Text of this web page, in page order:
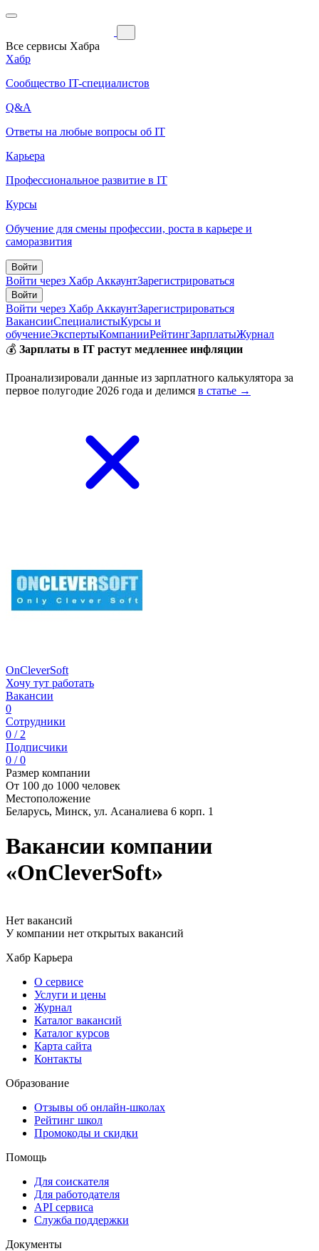
Все сервисы Хабра
Хабр
Сообщество IT-специалистов
Q&A
Ответы на любые вопросы об IT
Карьера
Профессиональное развитие в IT
Курсы
Обучение для смены профессии, роста в карьере и
саморазвития
Войти
Войти через Хабр АккаунтЗарегистрироваться
Войти
Войти через Хабр АккаунтЗарегистрироваться
ВакансииСпециалистыКурсы и
обучениеЭкспертыКомпанииРейтингЗарплатыЖурнал
💰 Зарплаты в IT растут медленнее инфляции
Проанализировали данные из зарплатного калькулятора за
первое полугодие 2026 года и делимся в статье →
OnCleverSoft
Хочу тут работать
Вакансии
0
Сотрудники
0 / 2
Подписчики
0 / 0
Размер компании
От 100 до 1000 человек
Местоположение
Беларусь, Минск, ул. Асаналиева 6 корп. 1
Вакансии компании
«OnCleverSoft»
Нет вакансий
У компании нет открытых вакансий
Хабр Карьера
О сервисе
Услуги и цены
Журнал
Каталог вакансий
Каталог курсов
Карта сайта
Контакты
Образование
Отзывы об онлайн-школах
Рейтинг школ
Промокоды и скидки
Помощь
Для соискателя
Для работодателя
API сервиса
Служба поддержки
Документы